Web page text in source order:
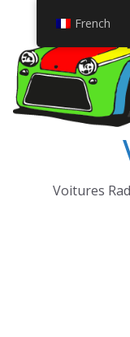
contenu
Voitures
French